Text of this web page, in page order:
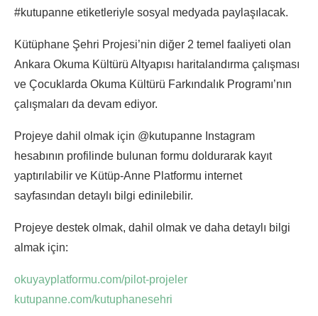
#kutupanne etiketleriyle sosyal medyada paylaşılacak.
Kütüphane Şehri Projesi’nin diğer 2 temel faaliyeti olan
Ankara Okuma Kültürü Altyapısı haritalandırma çalışması
ve Çocuklarda Okuma Kültürü Farkındalık Programı’nın
çalışmaları da devam ediyor.
Projeye dahil olmak için @kutupanne Instagram
hesabının profilinde bulunan formu doldurarak kayıt
yaptırılabilir ve Kütüp-Anne Platformu internet
sayfasından detaylı bilgi edinilebilir.
Projeye destek olmak, dahil olmak ve daha detaylı bilgi
almak için:
okuyayplatformu.com/pilot-projeler
kutupanne.com/kutuphanesehri